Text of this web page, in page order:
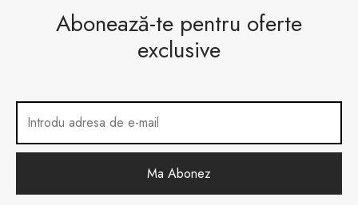
Abonează-te pentru oferte
exclusive